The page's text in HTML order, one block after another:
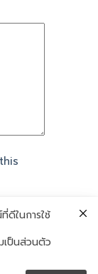
ดีในการใช้
เป็นส่วนตัว